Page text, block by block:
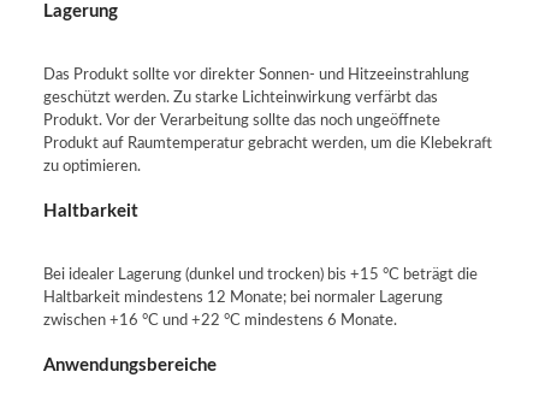
Lagerung
Das Produkt sollte vor direkter Sonnen- und Hitzeeinstrahlung
geschützt werden. Zu starke Lichteinwirkung verfärbt das
Produkt. Vor der Verarbeitung sollte das noch ungeöffnete
Produkt auf Raumtemperatur gebracht werden, um die Klebekraft
zu optimieren.
Haltbarkeit
Bei idealer Lagerung (dunkel und trocken) bis +15 °C beträgt die
Haltbarkeit mindestens 12 Monate; bei normaler Lagerung
zwischen +16 °C und +22 °C mindestens 6 Monate.
Anwendungsbereiche